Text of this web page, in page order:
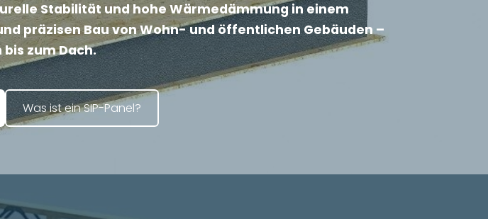
Stabilität und hohe Wärmedämmung in einem
präzisen Bau von Wohn- und öffentlichen Gebäuden –
zum Dach.
​Was ist ein SIP-Panel?​